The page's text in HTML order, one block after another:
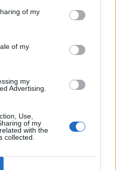
of my
of my
my
Advertising.
Use,
of my
with the
collected.